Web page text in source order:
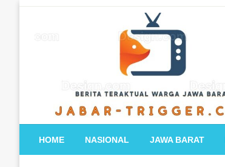
HOME NASIONAL JAWA BARAT